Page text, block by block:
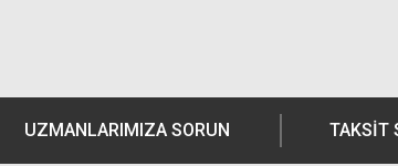
UZMANLARIMIZA SORUN TAKSIT